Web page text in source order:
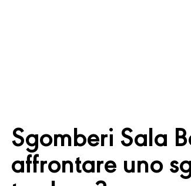
Sgomberi Sala
affrontare uno